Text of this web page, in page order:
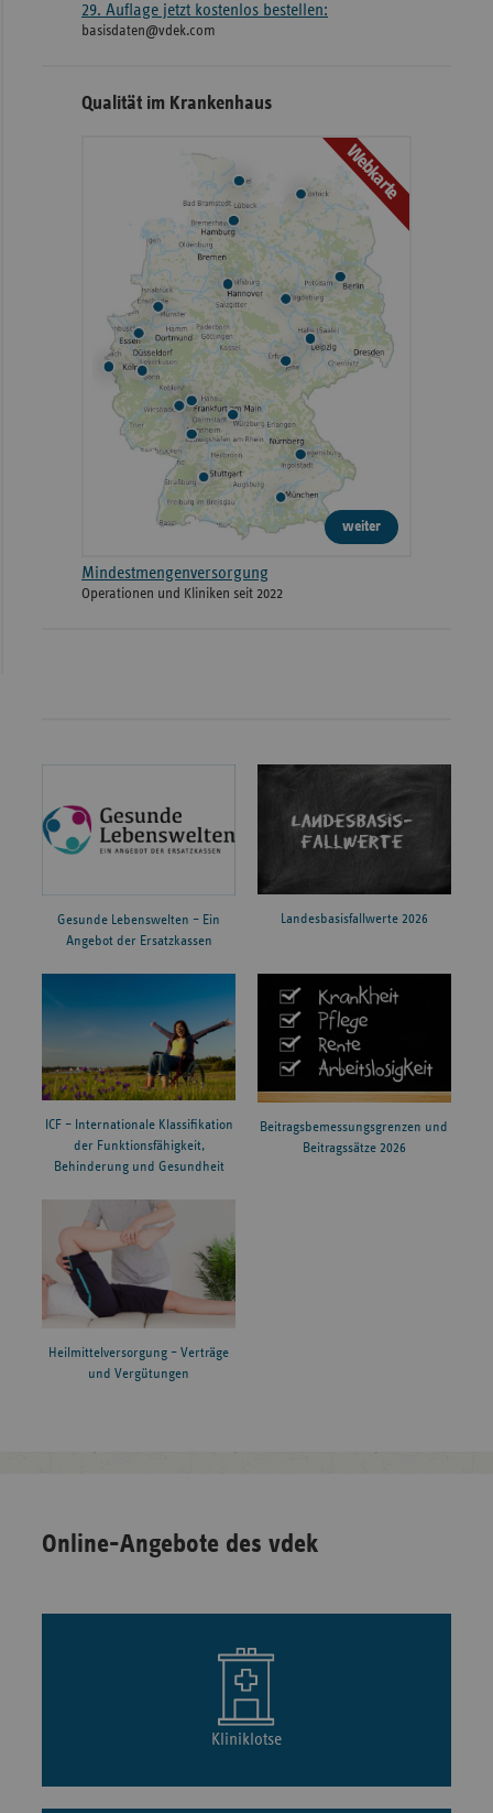
29. Auflage jetzt kostenlos bestellen:
basisdaten@vdek.com
Qualität im Krankenhaus
Webkarte
weiter
Mindestmengenversorgung
Operationen und Kliniken seit 2022
Gesunde Lebenswelten – Ein
Angebot der Ersatzkassen
Landesbasisfallwerte 2026
ICF – Internationale Klassifikation
der Funktionsfähigkeit,
Behinderung und Gesundheit
Beitragsbemessungsgrenzen und
Beitragssätze 2026
Heilmittelversorgung – Verträge
und Vergütungen
Online-Angebote des vdek
Kliniklotse